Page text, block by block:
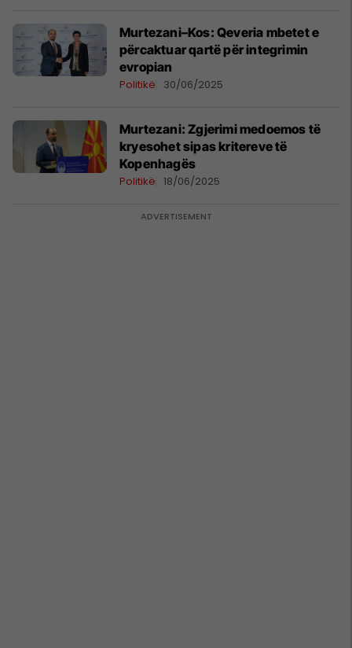
Murtezani–Kos: Qeveria mbetet e
përcaktuar qartë për integrimin
evropian
Politikë 30/06/2025
Murtezani: Zgjerimi medoemos të
kryesohet sipas kritereve të
Kopenhagës
Politikë 18/06/2025